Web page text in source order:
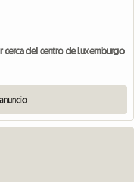
cerca del centro de Luxemburgo